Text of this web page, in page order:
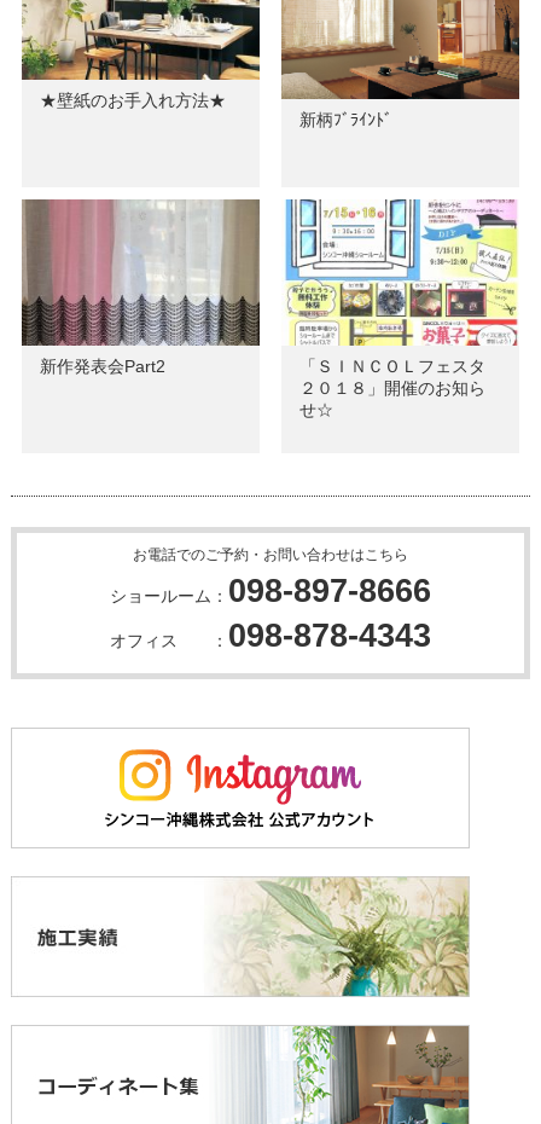
★壁紙のお手入れ方法★
新柄ﾌﾞﾗｲﾝﾄﾞ
新作発表会Part2
「ＳＩＮＣＯＬフェスタ
２０１８」開催のお知ら
せ☆
お電話でのご予約・お問い合わせはこちら
ショールーム： 098-897-8666
オフィス ： 098-878-4343